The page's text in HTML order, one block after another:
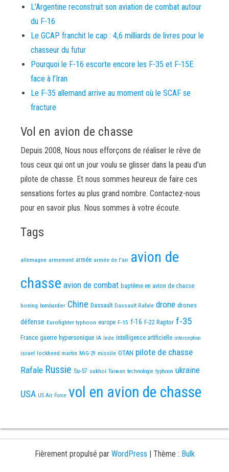
L’Argentine reconstruit son aviation de combat autour
du F-16
Le GCAP franchit le cap : 4,6 milliards de livres pour le
chasseur du futur
Pourquoi le F-16 escorte encore les F-35 et F-15E
face à l’Iran
Le F-35 allemand arrive au moment où le SCAF se
fracture
Vol en avion de chasse
Depuis 2008, Nous nous efforçons de réaliser le rêve de
tous ceux qui ont un jour voulu se glisser dans la peau d’un
pilote de chasse. Et nous sommes heureux de faire ces
sensations fortes au plus grand nombre. Contactez-nous
pour en savoir plus. Nous sommes à votre écoute.
Tags
allemagne armement armée armée de l'air avion de
chasse avion de combat baptême en avion de chasse
boeing bombardier Chine Dassault Dassault Rafale drone drones
défense Eurofighter typhoon europe F-15 f-16 F-22 Raptor f-35
France guerre hypersonique IA Inde intelligence artificielle interception
israel lockheed martin MiG-29 missile OTAN pilote de chasse
Rafale Russie Su-57 sukhoi Taiwan technologie typhoon ukraine
USA US Air Force vol en avion de chasse
Fièrement propulsé par WordPress | Thème : Bulk